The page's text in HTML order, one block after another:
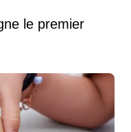
le premier